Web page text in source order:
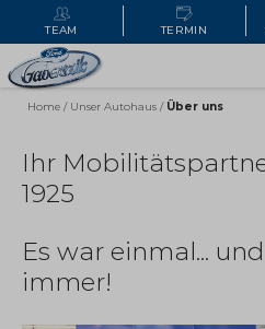
TEAM TERMIN
Home / Unser Autohaus / Über uns
Ihr
1925
Es war einmal...
immer!